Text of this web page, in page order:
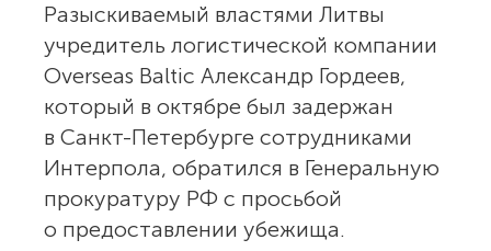
Разыскиваемый властями Литвы
учредитель логистической компании
Overseas Baltic Александр Гордеев,
который в октябре был задержан
в Санкт-Петербурге сотрудниками
Интерпола, обратился в Генеральную
прокуратуру РФ с просьбой
о предоставлении убежища.